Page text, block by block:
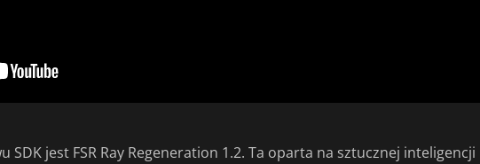
SDK jest FSR Ray Regeneration 1.2. Ta oparta na sztucznej inteligencji